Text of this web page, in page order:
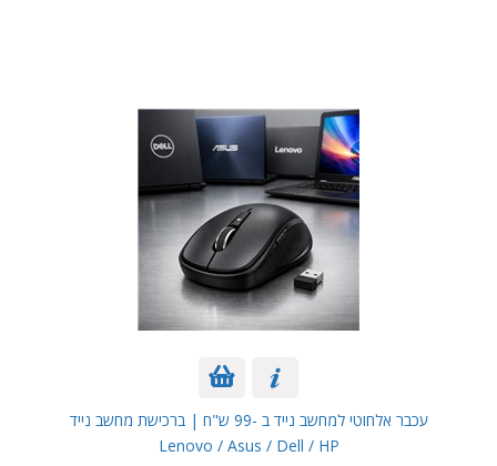
עכבר אלחוטי למחשב נייד ב -99 ש"ח | ברכישת מחשב נייד
Lenovo / Asus / Dell / HP